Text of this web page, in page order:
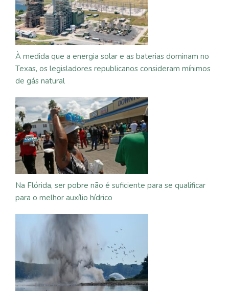
À medida que a energia solar e as baterias dominam no
Texas, os legisladores republicanos consideram mínimos
de gás natural
Na Flórida, ser pobre não é suficiente para se qualificar
para o melhor auxílio hídrico